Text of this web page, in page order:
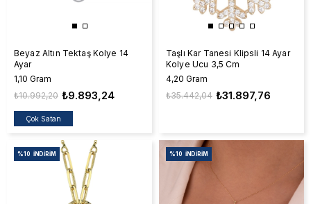
Beyaz Altın Tektaş Kolye 14
Ayar
1,10 Gram
₺9.893,24
₺10.992,20
Çok Satan
Taşlı Kar Tanesi Klipsli 14 Ayar
Kolye Ucu 3,5 Cm
4,20 Gram
₺31.897,76
₺35.442,04
%10 İNDIRIM %10 İNDIRIM